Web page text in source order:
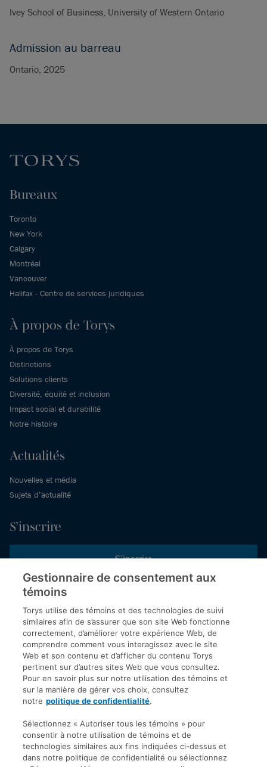
Ivey School of Business, University of Western Ontario
Admission au barreau
Ontario, 2025
Bureaux
Toronto
New York
Calgary
Montréal
Vancouver
Halifax - Centre de services juridiques
À propos de Torys
À propos de Torys
Distinctions
Solutions clients
Diversité, équité et inclusion
Impact social et durabilité
Notre histoire
Actualités
Nouvelles et média
Sujets d’actualité
S’inscrire
S’inscrire
Inscrivez-vous aux publications de Torys pour recevoir nos derniers
commentaires, notre calendrier de webinaires et d’événements et
plus encore.
© 2026 Société d'avocats Torys S.E.N.C.R.L. Tous droits
réservés.
Politique de protection des renseignements personnels
Droit d’auteur
Avis de non-responsabilité
Modalités générales
Accessibilité
Gestionnaire de consentement aux
témoins
Torys utilise des témoins et des technologies de suivi
similaires afin de s’assurer que son site Web fonctionne
correctement, d’améliorer votre expérience Web, de
comprendre comment vous interagissez avec le site
Web et son contenu et d’afficher du contenu Torys
pertinent sur d’autres sites Web que vous consultez.
Pour en savoir plus sur notre utilisation des témoins et
sur la manière de gérer vos choix, consultez
notre politique de confidentialité.
Sélectionnez « Autoriser tous les témoins » pour
consentir à notre utilisation de témoins et de
technologies similaires aux fins indiquées ci-dessus et
dans notre politique de confidentialité ou sélectionnez